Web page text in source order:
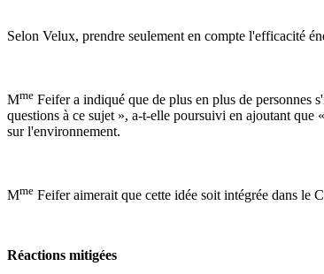
Selon Velux, prendre seulement en compte l'efficacité
Mme Feifer a indiqué que de plus en plus de personnes
questions à ce sujet », a-t-elle poursuivi en ajoutant que
sur l'environnement.
Mme Feifer aimerait que cette idée soit intégrée dans le
Réactions mitigées